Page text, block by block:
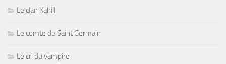
Le clan Kahill
Le comte de Saint Germain
Le cri du vampire